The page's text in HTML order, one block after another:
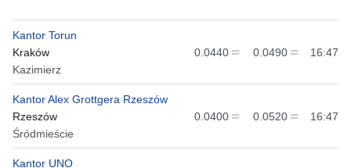
Kantor Torun
Kraków
Kazimierz
0.0440 0.0490 16:47
Kantor Alex Grottgera Rzeszów
Rzeszów
Śródmieście
0.0400 0.0520 16:47
Kantor UNO